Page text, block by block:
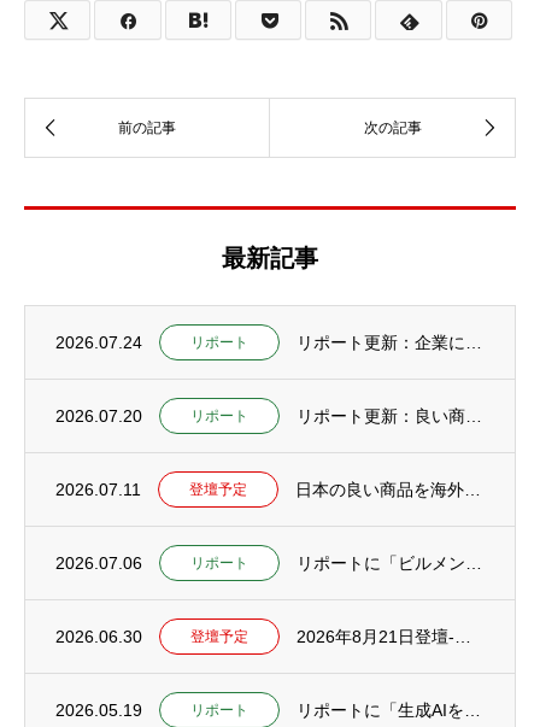
最新記事
2026.07.24 リポート リポート更新：企業にCAIOが必要な理由とは？社内に置けない企業が外部CAIOを活用す...
2026.07.20 リポート リポート更新：良い商品なのに売れない会社が増えている本当の理由【研究編：社長の仕事をA...
2026.07.11 登壇予定 日本の良い商品を海外へ広げるためのセミナー開催予定
2026.07.06 リポート リポートに「ビルメンテナンスフェア TOKYO2026に登壇」公開
2026.06.30 登壇予定 2026年8月21日登壇-徳島県 阿波麻植法人会「生成AI活用とAI詐欺」セミナー
2026.05.19 リポート リポートに「生成AIを社員に使わせても成果が出ない会社の共通点25｜失敗の正体と立て直...